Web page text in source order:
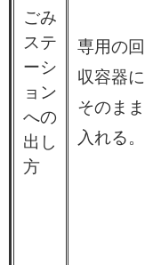
ごみ
ステ
ーシ
ョン
への
出し
方
専用の回
収容器に
そのまま
入れる。